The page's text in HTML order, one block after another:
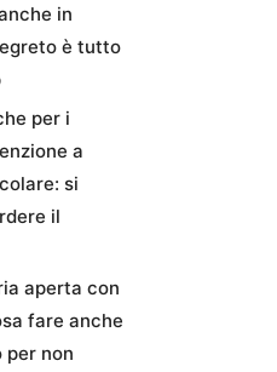
in
è tutto
per i
a
si
il
aperta con
fare anche
per non